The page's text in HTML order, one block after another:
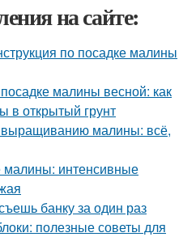
на сайте:
по посадке малины
малины весной: как
в открытый грунт
выращиванию малины: всё,
интенсивные
банку за один раз
полезные советы для